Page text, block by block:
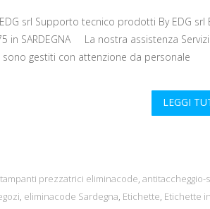
srl Supporto tecnico prodotti By EDG srl
in SARDEGNA La nostra assistenza Servizi
gestiti con attenzione da personale
LEGGI
prezzatrici eliminacode, antitaccheggio-
, eliminacode Sardegna, Etichette, Etichette